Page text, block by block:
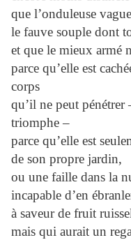
que l’onduleuse
le fauve souple dont
et que le mieux armé
parce qu’elle est
corps
qu’il ne peut
triomphe –
parce qu’elle est
de son propre jardin,
ou une faille dans la
incapable d’en
à saveur de fruit
mais qui aurait un